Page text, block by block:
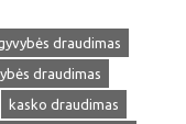
draudimas
draudimas
kasko draudimas